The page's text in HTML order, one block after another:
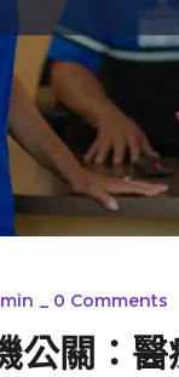
_ 0 Comments
公關：